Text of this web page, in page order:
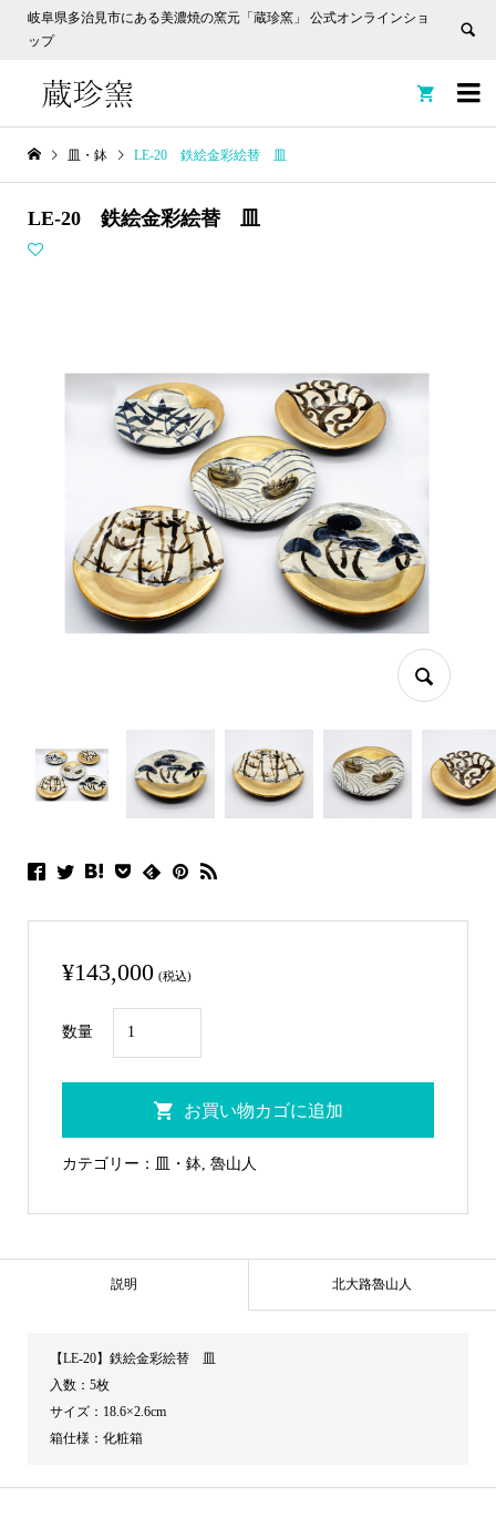
岐阜県多治見市にある美濃焼の窯元「蔵珍窯」 公式オンラインショ
ップ


皿・鉢 LE-20 鉄絵金彩絵替 皿
LE-20 鉄絵金彩絵替 皿
¥143,000 (税込)
数量
鉄
彩
お買い物カゴに追加
カテゴリー： 皿・鉢, 魯山人
説明 北大路魯山人
【LE-20】鉄絵金彩絵替 皿
入数：5枚
サイズ：18.6×2.6cm
箱仕様：化粧箱